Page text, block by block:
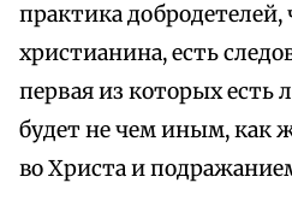
практика добродетелей,
христианина, есть
первая из которых есть
будет не чем иным, как
во Христа и